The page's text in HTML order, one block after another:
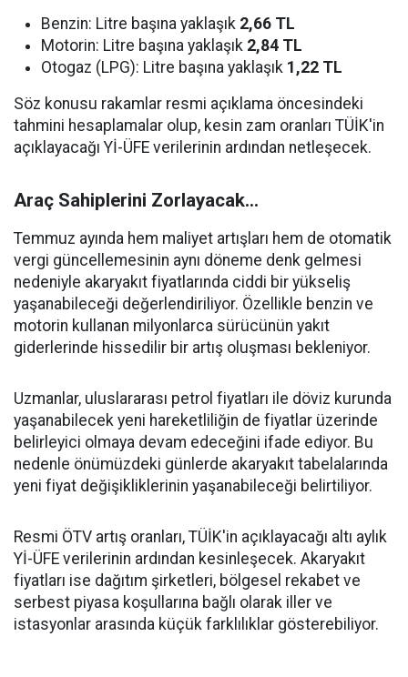
Benzin: Litre başına yaklaşık 2,66 TL
Motorin: Litre başına yaklaşık 2,84 TL
Otogaz (LPG): Litre başına yaklaşık 1,22 TL
Söz konusu rakamlar resmi açıklama öncesindeki
tahmini hesaplamalar olup, kesin zam oranları TÜİK'in
açıklayacağı Yİ-ÜFE verilerinin ardından netleşecek.
Araç Sahiplerini Zorlayacak...
Temmuz ayında hem maliyet artışları hem de otomatik
vergi güncellemesinin aynı döneme denk gelmesi
nedeniyle akaryakıt fiyatlarında ciddi bir yükseliş
yaşanabileceği değerlendiriliyor. Özellikle benzin ve
motorin kullanan milyonlarca sürücünün yakıt
giderlerinde hissedilir bir artış oluşması bekleniyor.
Uzmanlar, uluslararası petrol fiyatları ile döviz kurunda
yaşanabilecek yeni hareketliliğin de fiyatlar üzerinde
belirleyici olmaya devam edeceğini ifade ediyor. Bu
nedenle önümüzdeki günlerde akaryakıt tabelalarında
yeni fiyat değişikliklerinin yaşanabileceği belirtiliyor.
Resmi ÖTV artış oranları, TÜİK'in açıklayacağı altı aylık
Yİ-ÜFE verilerinin ardından kesinleşecek. Akaryakıt
fiyatları ise dağıtım şirketleri, bölgesel rekabet ve
serbest piyasa koşullarına bağlı olarak iller ve
istasyonlar arasında küçük farklılıklar gösterebiliyor.